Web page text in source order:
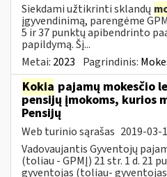
Siekdami užtikrinti sklandų
įgyvendinimą, parengėme
5 ir 37 punktų apibendrinto
papildymą. Šį...
Metai: 2023 Pagrindinis:
Kokia pajamų mokesčio
pensijų įmokoms, kurios
Pensijų
Web turinio sąrašas 2019-03-
Vadovaujantis Gyventojų
(toliau - GPMĮ) 21 str. 1 d. 21
gyventojas (toliau-